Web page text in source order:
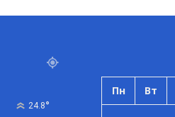
24.8°
Пн Вт